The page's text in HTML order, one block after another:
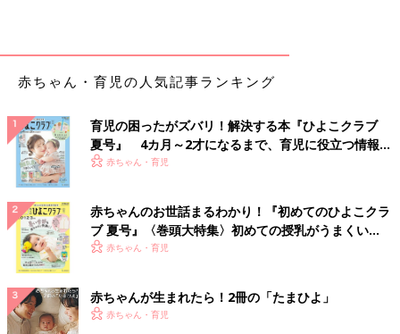
赤ちゃん・育児の人気記事ランキング
育児の困ったがズバリ！解決する本『ひよこクラブ
夏号』 4カ月～2才になるまで、育児に役立つ情報が
いっぱい！
赤ちゃん・育児
赤ちゃんのお世話まるわかり！『初めてのひよこクラ
ブ 夏号』〈巻頭大特集〉初めての授乳がうまくい
く！ おっぱい・ミルクの基本と夏のトラブル 解決テ
赤ちゃん・育児
赤ちゃんが生まれたら！2冊の「たまひよ」
赤ちゃん・育児